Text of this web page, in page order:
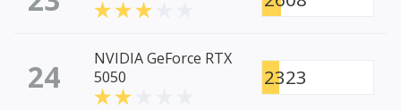
24
NVIDIA GeForce RTX
5050
2323